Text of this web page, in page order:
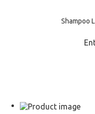
Shampoo